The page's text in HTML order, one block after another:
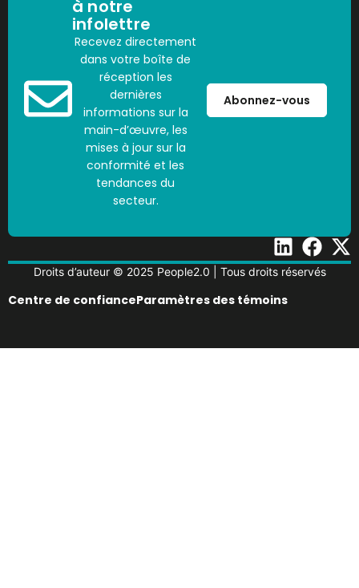
à notre
infolettre
Recevez directement
dans votre boîte de
réception les
dernières
informations sur la
main-d’œuvre, les
mises à jour sur la
conformité et les
tendances du
secteur.
Abonnez-vous
Droits d’auteur © 2025 People2.0 | Tous droits réservés
Centre de confianceParamètres des témoins